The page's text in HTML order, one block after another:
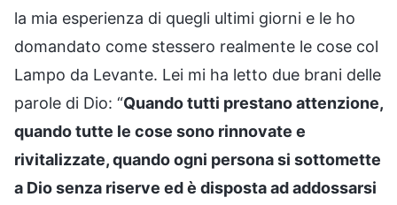
la mia esperienza di quegli ultimi giorni e le ho
domandato come stessero realmente le cose col
Lampo da Levante. Lei mi ha letto due brani delle
parole di Dio: “Quando tutti prestano attenzione,
quando tutte le cose sono rinnovate e
rivitalizzate, quando ogni persona si sottomette
a Dio senza riserve ed è disposta ad addossarsi